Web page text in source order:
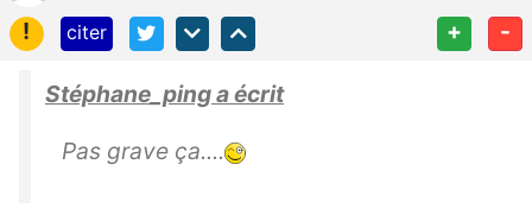
!
citer + -
Stéphane_ping a écrit
Pas grave ça....